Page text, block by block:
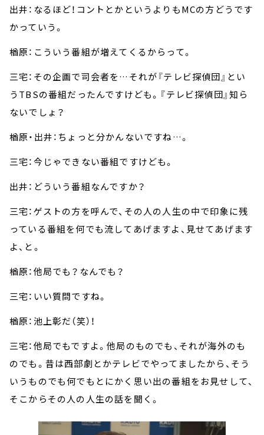
出井：なるほど！コントとかというよりもMCの方どうです
かっていう。
楢原：こういう番組が増えてくるからって。
三宅：その企画で司会者を…それが『テレビ探偵団』とい
うTBSの番組だったんですけども。『テレビ探偵団』知ら
ないでしょ？
楢原・出井：ちょっと分かんないですね…。
三宅：今じゃできない番組ですけども。
出井：どういう番組なんですか？
三宅：ゲストの方を呼んで、その人の人生の中で印象に残
っている番組を何でも流してあげますよ、見せてあげます
よ、と。
楢原：他局でも？なんでも？
三宅：いい質問ですね。
楢原：池上彰だ（笑）！
三宅：他局でもですよ。他局のものでも、それが海外のも
のでも。昔は西部劇とかテレビでやってましたから、そう
いうものでも何でもとにかく思い出の番組をお見せして、
そこからその人の人生の話を聞く。